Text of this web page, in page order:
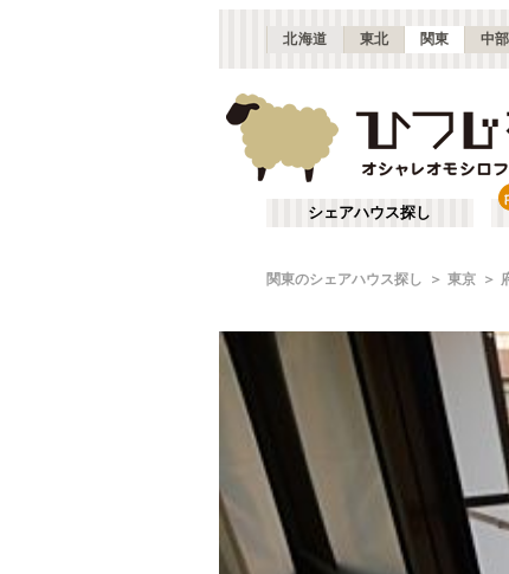
北海道 東北 関東 中部
シェアハウス探し
関東のシェアハウス探し 東京